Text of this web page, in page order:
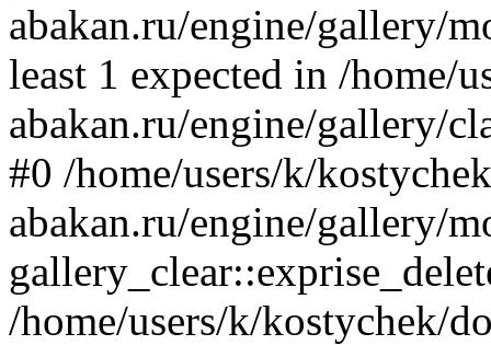
abakan.ru/engine/gallery/
least 1 expected in /home/
abakan.ru/engine/gallery/
#0 /home/users/k/
abakan.ru/engine/gallery/
/home/users/k/kostychek/